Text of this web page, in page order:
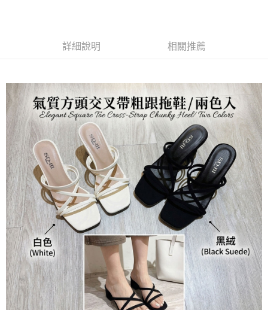
３．安心：先確認商品／服務後，再付款。
結帳頁面，進行簡訊認證並確認金額後，即可完成結帳。
２．訂單成立數日內，您將收到繳費通知簡訊。
３．收到繳費通知簡訊後14天內，點擊此簡訊中的連結，可透過四大超商／
ATM／網路銀行／等多元方式進行付款，方視為交易完成。
※ 請注意：結帳手續完成當下不需立刻繳費，但若您需要取消訂單，請聯絡
購買商品的店家。未經商家同意取消之訂單仍視為有效，需透過AFTEE先享
後付繳納相關費用。
※ 交易是否成功請以「AFTEE先享後付 」之結帳頁面顯示為準，若有關於
是否繳費成功／繳費後需取消欲退款等相關疑問，請聯繫「AFTEE先享後付
客戶支援中心」https://netprotections.freshdesk.com/support/home
【注意事項】
１．透過由恩沛科技股份有限公司提供之「AFTEE先享後付」服務完成之交
易，需依本服務之必要範圍內提供個人資料，並將交易相關給付款項請求債
權轉讓予恩沛科技股份有限公司。
２．關於個人資料處理事宜，請瀏覽以下網址：
https://aftee.tw/terms/#terms3
３．未成年的使用者請事先徵得法定代理人或監護人之同意方可使用
「AFTEE先享後付」，若未經同意申辦者引起之損失，本公司不負相關責
任。
４．使用「AFTEE先享後付」時，將依據個別帳號之用戶狀況，依本公司即
付款後全家取貨
每筆NT$60，滿NT$800(含以上)免運費
7-11貨到付款
每筆NT$60，滿NT$800(含以上)免運費
付款後7-11取貨
每筆NT$60，滿NT$800(含以上)免運費
郵局宅配
每筆NT$70，滿NT$1,500(含以上)免運費
郵局貨到付款
每筆NT$100，滿NT$1,500(含以上)免運費
黑貓貨到付款
每筆NT$120，滿NT$2,000(含以上)免運費
詳細說明 相關推薦